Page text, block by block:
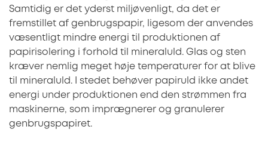
Samtidig er det yderst miljøvenligt, da det er
fremstillet af genbrugspapir, ligesom der anvendes
væsentligt mindre energi til produktionen af
papirisolering i forhold til mineraluld. Glas og sten
kræver nemlig meget høje temperaturer for at blive
til mineraluld. I stedet behøver papiruld ikke andet
energi under produktionen end den strømmen fra
maskinerne, som imprægnerer og granulerer
genbrugspapiret.